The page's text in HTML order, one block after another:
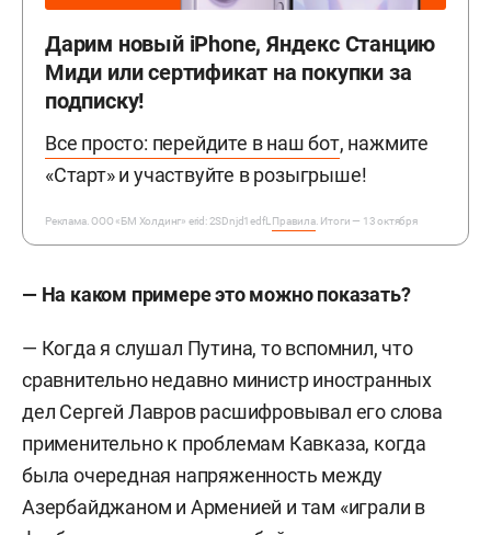
Дарим новый iPhone, Яндекс Станцию
Миди или сертификат на покупки за
подписку!
Все просто: перейдите в наш бот, нажмите
«Старт» и участвуйте в розыгрыше!
Реклама. ООО «БМ Холдинг» erid: 2SDnjd1edfL Правила. Итоги — 13 октября
— На каком примере это можно показать?
— Когда я слушал Путина, то вспомнил, что
сравнительно недавно министр иностранных
дел Сергей Лавров расшифровывал его слова
применительно к проблемам Кавказа, когда
была очередная напряженность между
Азербайджаном и Арменией и там «играли в